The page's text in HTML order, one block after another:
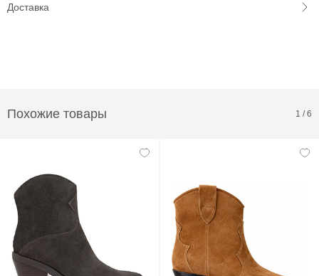
Доставка
Похожие товары 1 /6